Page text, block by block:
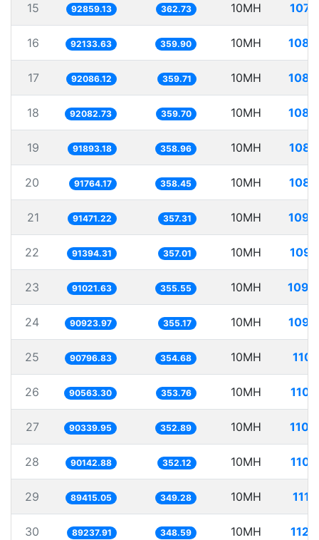
15 92859.13 362.73 10MH
16 92133.63 359.90 10MH
17 92086.12 359.71 10MH
18 92082.73 359.70 10MH
19 91893.18 358.96 10MH
20 91764.17 358.45 10MH
21 91471.22 357.31 10MH
22 91394.31 357.01 10MH
23 91021.63 355.55 10MH
24 90923.97 355.17 10MH
25 90796.83 354.68 10MH
26 90563.30 353.76 10MH
27 90339.95 352.89 10MH
28 90142.88 352.12 10MH
29 89415.05 349.28 10MH
30 89237.91 348.59 10MH